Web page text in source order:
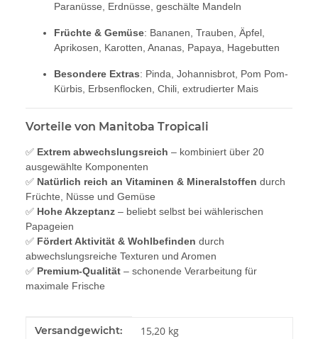
Paranüsse, Erdnüsse, geschälte Mandeln
Früchte & Gemüse: Bananen, Trauben, Äpfel,
Aprikosen, Karotten, Ananas, Papaya, Hagebutten
Besondere Extras: Pinda, Johannisbrot, Pom Pom-
Kürbis, Erbsenflocken, Chili, extrudierter Mais
Vorteile von Manitoba Tropicali
✅ Extrem abwechslungsreich – kombiniert über 20
ausgewählte Komponenten
✅ Natürlich reich an Vitaminen & Mineralstoffen durch
Früchte, Nüsse und Gemüse
✅ Hohe Akzeptanz – beliebt selbst bei wählerischen
Papageien
✅ Fördert Aktivität & Wohlbefinden durch
abwechslungsreiche Texturen und Aromen
✅ Premium-Qualität – schonende Verarbeitung für
maximale Frische
Produkteigenschaft
Wert
Versandgewicht: 15,20 kg